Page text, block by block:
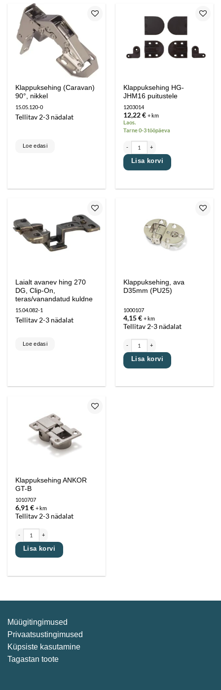
lemmikutesse
Klappuksehing (Caravan)
90°, nikkel
15.05.120-0
Tellitav 2-3 nädalat
Loe edasi
Lisa
lemmikutesse
Klappuksehing HG-
JHM16 puitustele
1203014
12,22€ + km
Laos.
Tarne 0-3 tööpäeva
Lisa korvi
Lisa
lemmikutesse
Laialt avanev hing 270
DG, Clip-On,
teras/vanandatud kuldne
15.04.082-1
Tellitav 2-3 nädalat
Loe edasi
lemmikutesse
Klappuksehing, ava
D35mm (PU25)
1000107
4,15€ + km
Tellitav 2-3 nädalat
Lisa korvi
lemmikutesse
Klappuksehing ANKOR
GT-B
1010707
6,91€ + km
Tellitav 2-3 nädalat
Lisa korvi
Müügitingimused
Privaatsustingimused
Küpsiste kasutamine
Tagastan toote